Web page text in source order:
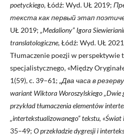
poetyckiego, Łódź: Wyd. UŁ 2019;
текста как первый этап
UŁ 2019; „Medaliony” Igora
translatologiczne, Łódź: Wyd. UŁ
Tłumaczenie poezji w perspektywie
specjalistycznego, «Między
1(59), c. 39–61; „Два часа в
wariant Wiktora Woroszylskiego „Dwie
przykład tłumaczenia elementów
„intertekstualizowanego” tekstu, «Świat
35–49; O przekładzie dygresji i